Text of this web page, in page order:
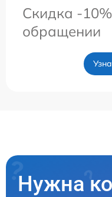
Скидка -
обращении
Нужна